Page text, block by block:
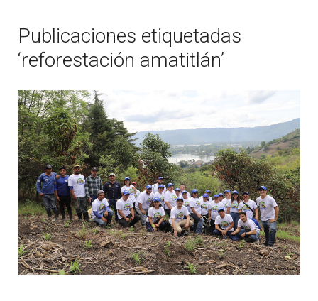
Publicaciones etiquetadas
‘reforestación amatitlán’